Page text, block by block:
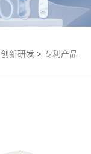
创新研发 > 专利产品